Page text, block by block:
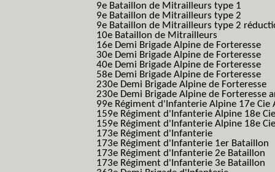
9e Bataillon de Mitrailleurs type 1
9e Bataillon de Mitrailleurs type 2
9e Bataillon de Mitrailleurs type 2
10e Bataillon de Mitrailleurs
16e Demi Brigade Alpine de Forteresse
30e Demi Brigade Alpine de Forteresse
40e Demi Brigade Alpine de Forteresse
58e Demi Brigade Alpine de Forteresse
230e Demi Brigade Alpine de Forteresse
230e Demi Brigade Alpine de Forteresse
99e Régiment d'Infanterie Alpine 17e
159e Régiment d'Infanterie Alpine 18e
159e Régiment d'Infanterie Alpine 18e
173e Régiment d'Infanterie
173e Régiment d'Infanterie 1er Bataillon
173e Régiment d'Infanterie 2e Bataillon
173e Régiment d'Infanterie 3e Bataillon